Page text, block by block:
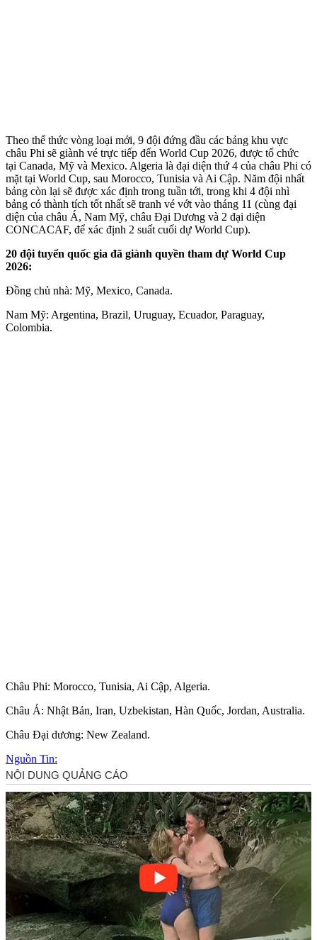
Theo thể thức vòng loại mới, 9 đội đứng đầu các bảng khu vực
châu Phi sẽ giành vé trực tiếp đến World Cup 2026, được tổ chức
tại Canada, Mỹ và Mexico. Algeria là đại diện thứ 4 của châu Phi có
mặt tại World Cup, sau Morocco, Tunisia và Ai Cập. Năm đội nhất
bảng còn lại sẽ được xác định trong tuần tới, trong khi 4 đội nhì
bảng có thành tích tốt nhất sẽ tranh vé vớt vào tháng 11 (cùng đại
diện của châu Á, Nam Mỹ, châu Đại Dương và 2 đại diện
CONCACAF, để xác định 2 suất cuối dự World Cup).
20 đội tuyển quốc gia đã giành quyền tham dự World Cup
2026:
Đồng chủ nhà: Mỹ, Mexico, Canada.
Nam Mỹ: Argentina, Brazil, Uruguay, Ecuador, Paraguay,
Colombia.
Châu Phi: Morocco, Tunisia, Ai Cập, Algeria.
Châu Á: Nhật Bản, Iran, Uzbekistan, Hàn Quốc, Jordan, Australia.
Châu Đại dương: New Zealand.
Nguồn Tin: